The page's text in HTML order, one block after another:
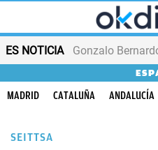
ES NOTICIA Gonzalo
MADRID CATALUÑA ANDALUCÍA
SEITTSA